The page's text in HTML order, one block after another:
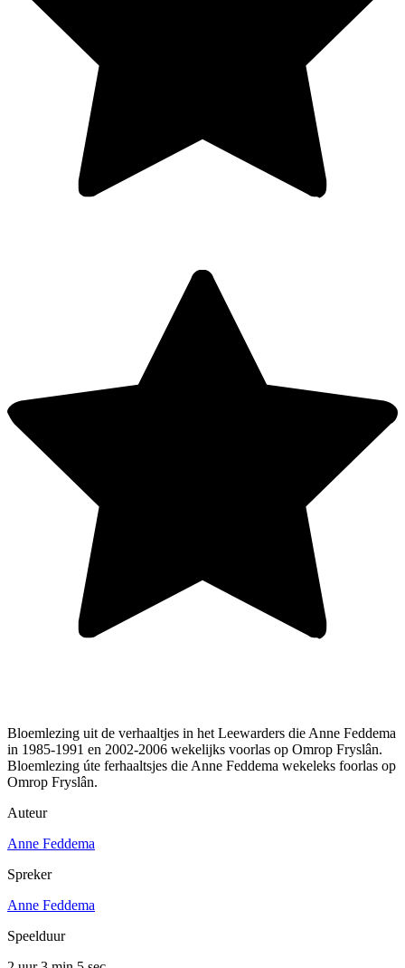
Bloemlezing uit de verhaaltjes in het Leewarders die Anne Feddema
in 1985-1991 en 2002-2006 wekelijks voorlas op Omrop Fryslân.
Bloemlezing úte ferhaaltsjes die Anne Feddema wekeleks foorlas op
Omrop Fryslân.
Auteur
Anne Feddema
Spreker
Anne Feddema
Speelduur